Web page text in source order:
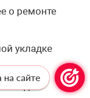
о ремонте
укладке
воде
на сайте